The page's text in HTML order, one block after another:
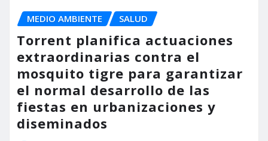
MEDIO AMBIENTE SALUD
Torrent planifica actuaciones
extraordinarias contra el
mosquito tigre para garantizar
el normal desarrollo de las
fiestas en urbanizaciones y
diseminados